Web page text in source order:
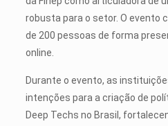
robusta para o setor. O evento
de 200 pessoas de forma
online.
Durante o evento, as
intenções para a criação de
Deep Techs no Brasil,